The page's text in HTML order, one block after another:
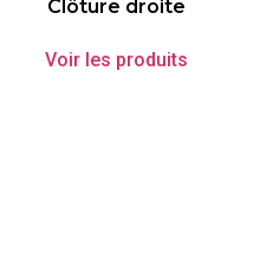
Clôture droite
Voir les produits